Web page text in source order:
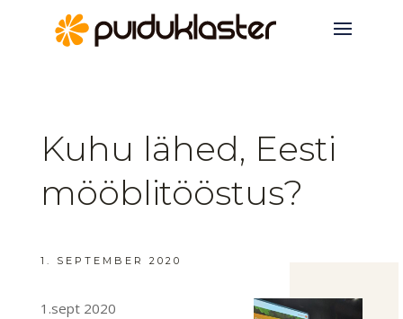
Kuhu lähed, Eesti
mööblitööstus?
1. SEPTEMBER 2020
1.sept 2020